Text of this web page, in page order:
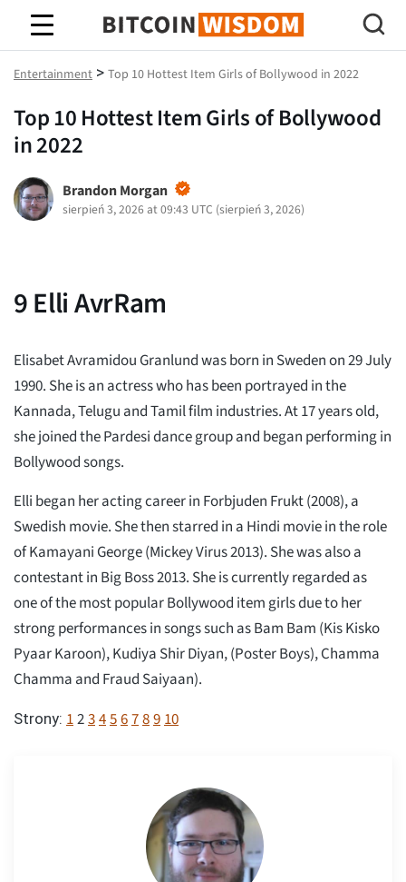
Mądrość Bitcoina
Entertainment > Top 10 Hottest Item Girls of Bollywood in 2022
Top 10 Hottest Item Girls of Bollywood
in 2022
Brandon Morgan
sierpień 3, 2026 at 09:43 UTC (sierpień 3, 2026)
9Elli AvrRam
Elisabet Avramidou Granlund was born in Sweden on 29 July
1990. She is an actress who has been portrayed in the
Kannada, Telugu and Tamil film industries. At 17 years old,
she joined the Pardesi dance group and began performing in
Bollywood songs.
Elli began her acting career in Forbjuden Frukt (2008), a
Swedish movie. She then starred in a Hindi movie in the role
of Kamayani George (Mickey Virus 2013). She was also a
contestant in Big Boss 2013. She is currently regarded as
one of the most popular Bollywood item girls due to her
strong performances in songs such as Bam Bam (Kis Kisko
Pyaar Karoon), Kudiya Shir Diyan, (Poster Boys), Chamma
Chamma and Fraud Saiyaan).
Strony: 12345678910